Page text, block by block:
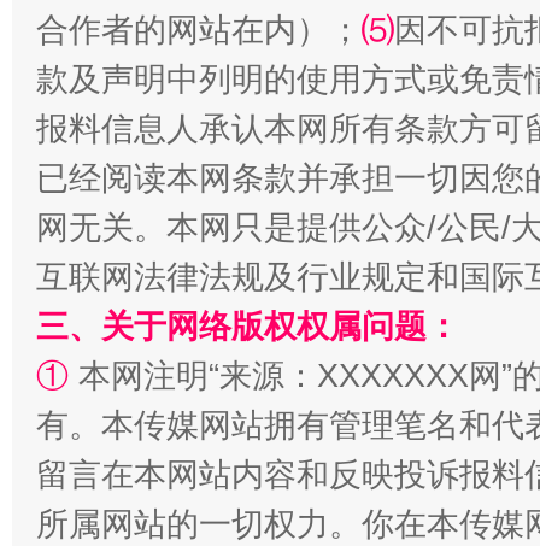
漫山遍野的桃花与雪山、麦地、白藏房 除
合作者的网站在内）； ⑸因不可抗
款及声明中列明的使用方式或免责
报料信息人承认本网所有条款方
已经阅读本网条款并承担一切因
网无关。本网只是提供公众/公民/
互联网法律法规及行业规定和国
三、关于网络版权权属问题：
① 本网注明“来源：XXXXXXX网”
有。本传媒网站拥有管理笔名和
留言在本网站内容和反映投诉报
所属网站的一切权力。你在本传